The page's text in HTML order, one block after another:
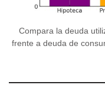
Compara la deuda
frente a deuda de